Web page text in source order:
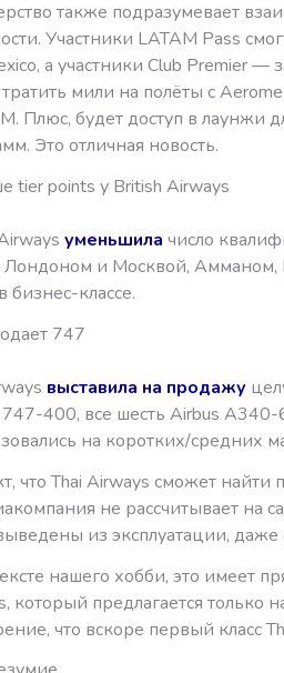
также подразумевает
Участники LATAM Pass
а участники Club Premier —
тратить мили на полёты с
Плюс, будет доступ в лаунжи
Это отличная новость.
tier points у British Airways
уменьшила число
и Москвой, Амманом,
бизнес-классе.
747
выставила на продажу
747-400, все шесть Airbus
на коротких/средних
что Thai Airways сможет найти
не рассчитывает на
из эксплуатации, даже
нашего хобби, это имеет
который предлагается только
что вскоре первый класс